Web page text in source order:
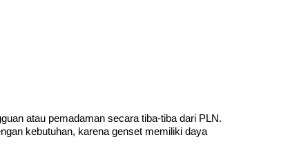
atau pemadaman secara tiba-tiba dari PLN.
kebutuhan, karena genset memiliki daya